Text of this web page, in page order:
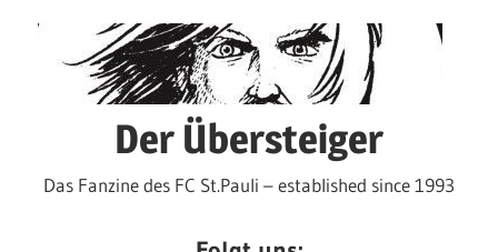
Der Übersteiger
Das Fanzine des FC St.Pauli – established since 1993